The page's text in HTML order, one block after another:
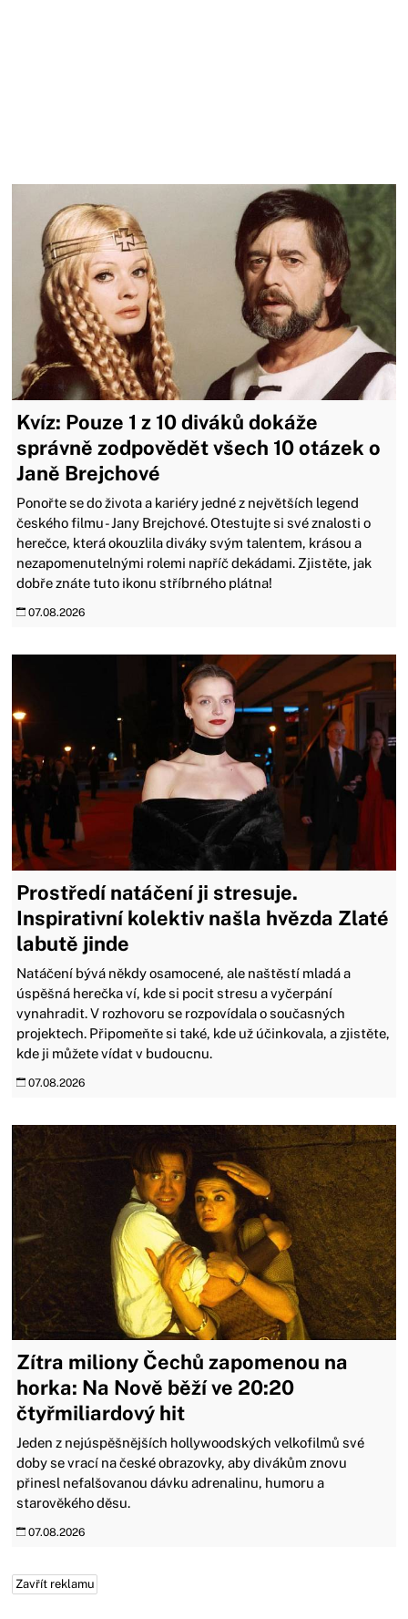
Kvíz: Pouze 1 z 10 diváků dokáže
správně zodpovědět všech 10 otázek o
Janě Brejchové
Ponořte se do života a kariéry jedné z největších legend
českého filmu - Jany Brejchové. Otestujte si své znalosti o
herečce, která okouzlila diváky svým talentem, krásou a
nezapomenutelnými rolemi napříč dekádami. Zjistěte, jak
dobře znáte tuto ikonu stříbrného plátna!
07.08.2026
Prostředí natáčení ji stresuje.
Inspirativní kolektiv našla hvězda Zlaté
labutě jinde
Natáčení bývá někdy osamocené, ale naštěstí mladá a
úspěšná herečka ví, kde si pocit stresu a vyčerpání
vynahradit. V rozhovoru se rozpovídala o současných
projektech. Připomeňte si také, kde už účinkovala, a zjistěte,
kde ji můžete vídat v budoucnu.
07.08.2026
Zítra miliony Čechů zapomenou na
horka: Na Nově běží ve 20:20
čtyřmiliardový hit
Jeden z nejúspěšnějších hollywoodských velkofilmů své
doby se vrací na české obrazovky, aby divákům znovu
přinesl nefalšovanou dávku adrenalinu, humoru a
starověkého děsu.
07.08.2026
Zavřít reklamu